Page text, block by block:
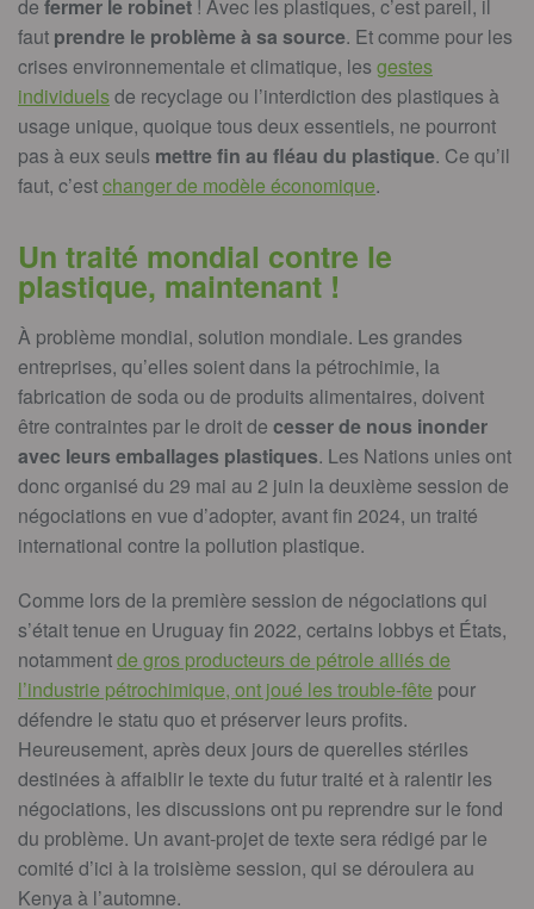
de fermer le robinet ! Avec les plastiques, c’est pareil, il
faut prendre le problème à sa source. Et comme pour les
crises environnementale et climatique, les gestes
individuelsde recyclage ou l’interdiction des plastiques à
usage unique, quoique tous deux essentiels, ne pourront
pas à eux seuls mettre fin au fléau du plastique. Ce qu’il
faut, c’estchanger de modèle économique.
Un traité mondial contre le
plastique, maintenant !
À problème mondial, solution mondiale. Les grandes
entreprises, qu’elles soient dans la pétrochimie, la
fabrication de soda ou de produits alimentaires, doivent
être contraintes par le droit de cesser de nous inonder
avec leurs emballages plastiques. Les Nations unies ont
donc organisé du 29 mai au 2 juin la deuxième session de
négociations en vue d’adopter, avant fin 2024, un traité
international contre la pollution plastique.
Comme lors de la première session de négociations qui
s’était tenue en Uruguay fin 2022, certains lobbys et États,
notammentde gros producteurs de pétrole alliés de
l’industrie pétrochimique, ont joué les trouble-fête pour
défendre le statu quo et préserver leurs profits.
Heureusement, après deux jours de querelles stériles
destinées à affaiblir le texte du futur traité et à ralentir les
négociations, les discussions ont pu reprendre sur le fond
du problème. Un avant-projet de texte sera rédigé par le
comité d’ici à la troisième session, qui se déroulera au
Kenya à l’automne.